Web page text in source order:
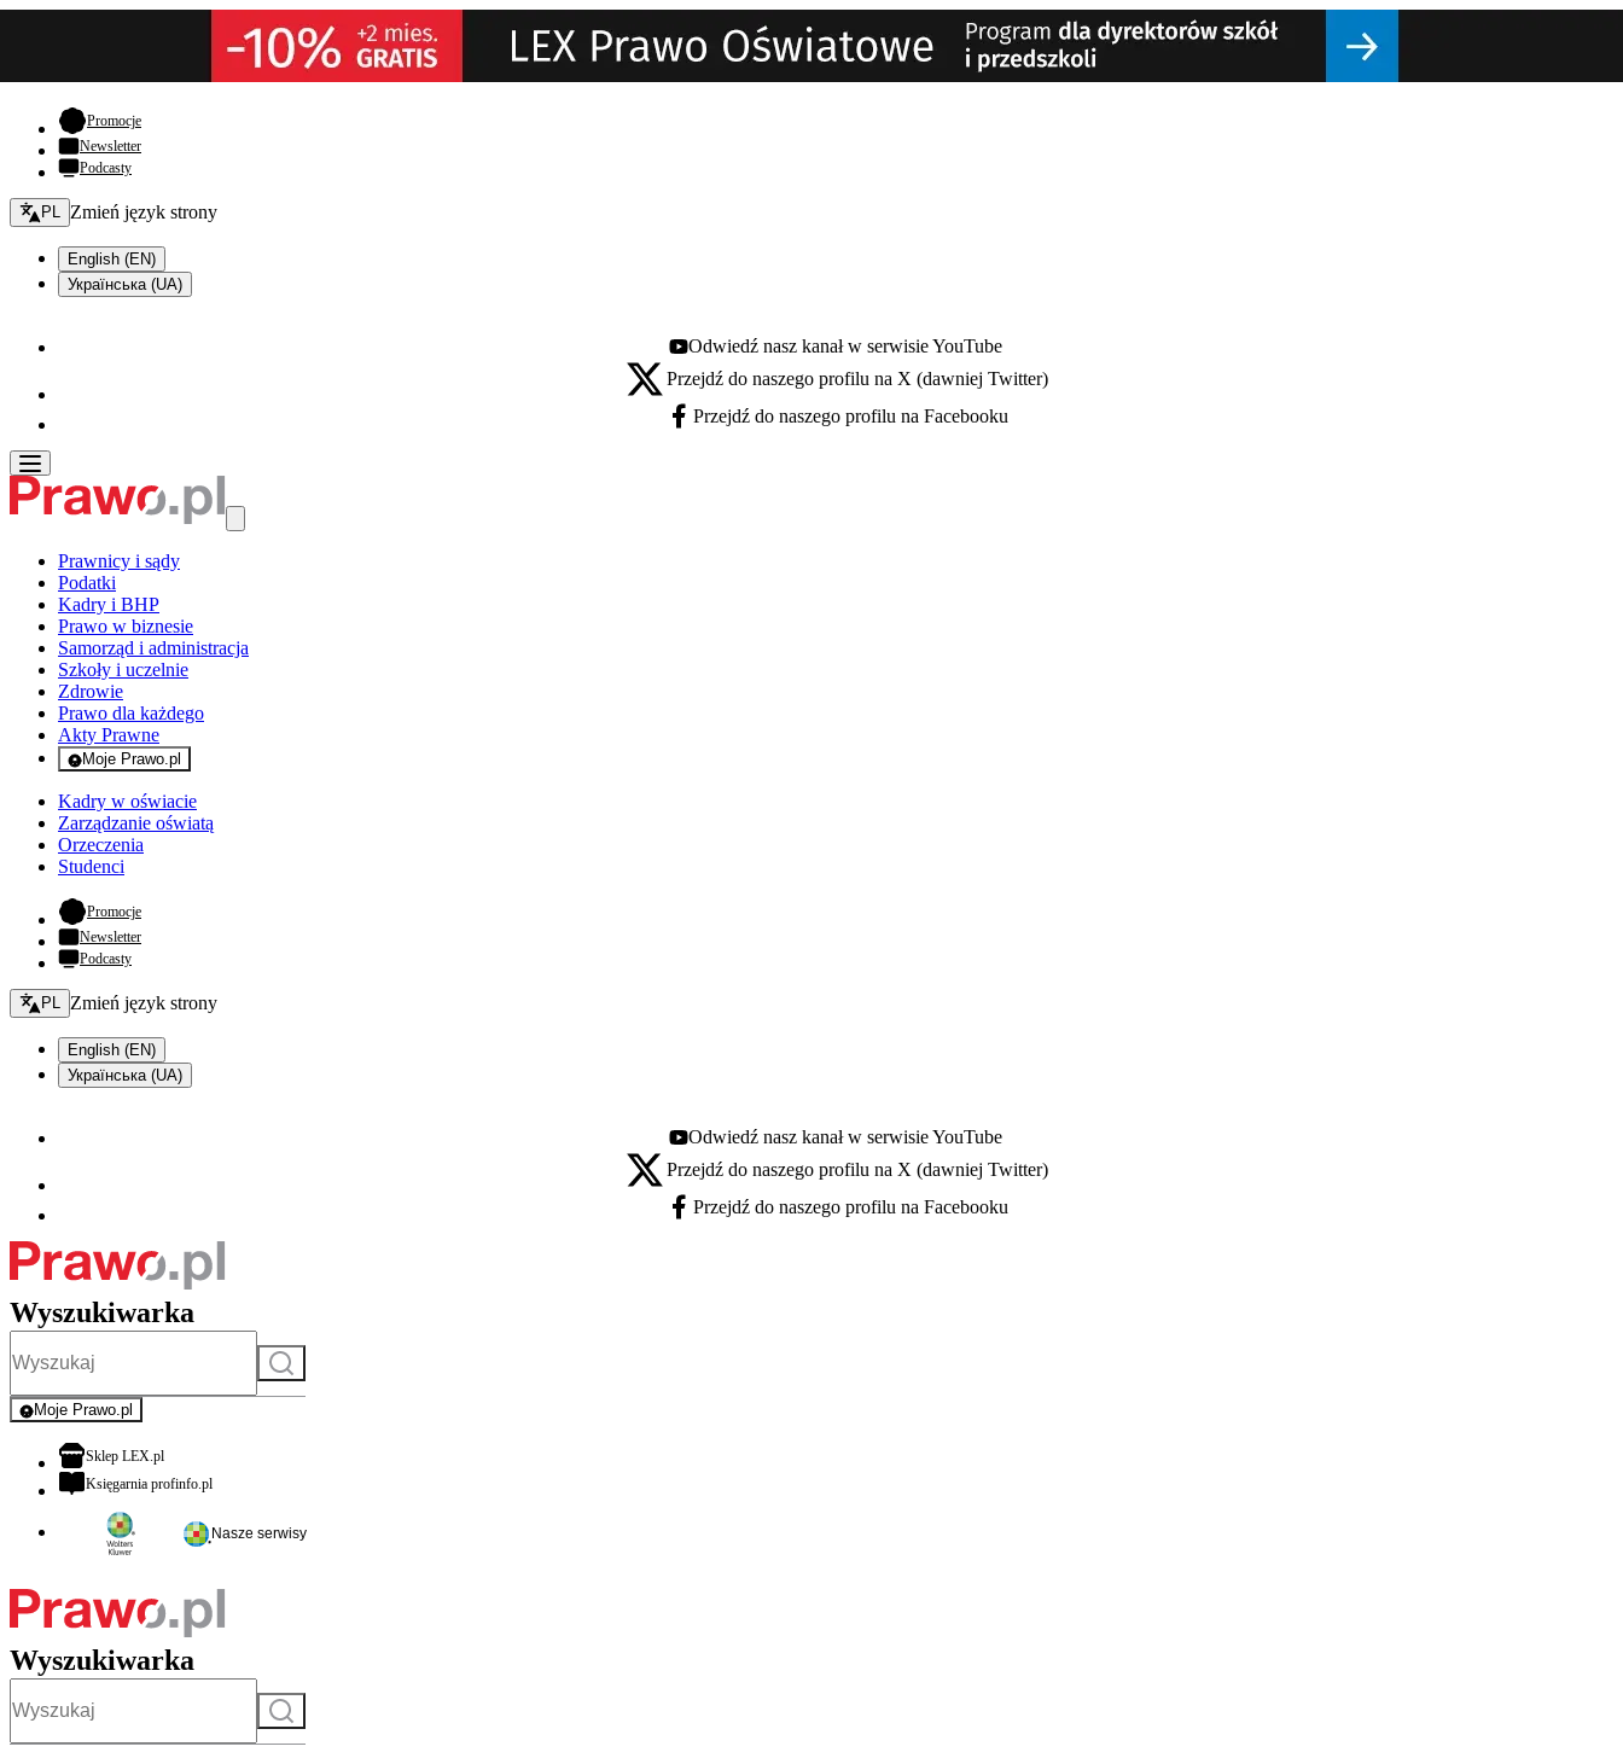
Promocje- otwiera się w nowej karcie
Newsletter
Podcasty
Zmień język - bieżący:
PL Zmień język strony
English (EN)
Українська (UA)
Youtube - otwiera się w nowej karcie
Odwiedź nasz kanał w serwisie YouTube
X - otwiera się w nowej karcie
Przejdź do naszego profilu na X (dawniej Twitter)
Facebook - otwiera się w nowej karcie
Przejdź do naszego profilu na Facebooku
Prawnicy i sądy
Podatki
Kadry i BHP
Prawo w biznesie
Samorząd i administracja
Szkoły i uczelnie
Zdrowie
Prawo dla każdego
Akty Prawne
Moje Prawo.pl
- rejestracja i logowanie do serwisu
Kadry w oświacie
Zarządzanie oświatą
Orzeczenia
Studenci
Promocje- otwiera się w nowej karcie
Newsletter
Podcasty
Zmień język - bieżący:
PL Zmień język strony
English (EN)
Українська (UA)
Youtube - otwiera się w nowej karcie
Odwiedź nasz kanał w serwisie YouTube
X - otwiera się w nowej karcie
Przejdź do naszego profilu na X (dawniej Twitter)
Facebook - otwiera się w nowej karcie
Przejdź do naszego profilu na Facebooku
Wyszukiwarka
Szukaj
Moje Prawo.pl
- rejestracja i logowanie do serwisu
Sklep LEX.plotwiera się w nowej karcie
Księgarnia profinfo.plotwiera się w nowej karcie
Nasze serwisy
Wyszukiwarka
Szukaj